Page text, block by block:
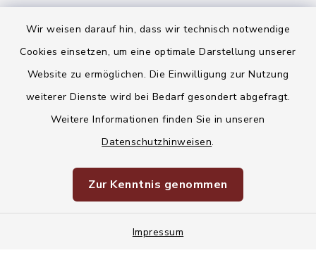
Wir weisen darauf hin, dass wir technisch notwendige
Cookies einsetzen, um eine optimale Darstellung unserer
Website zu ermöglichen. Die Einwilligung zur Nutzung
weiterer Dienste wird bei Bedarf gesondert abgefragt.
Weitere Informationen finden Sie in unseren
Datenschutzhinweisen.
Zur Kenntnis genommen
Impressum
Kontakt
Datenschutz
Impressum
Sitemap